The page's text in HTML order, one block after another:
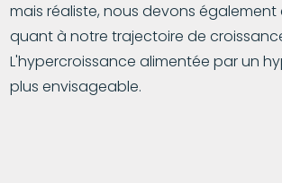
mais réaliste, nous devons également
quant à notre trajectoire de
L'hypercroissance alimentée par un
plus envisageable.